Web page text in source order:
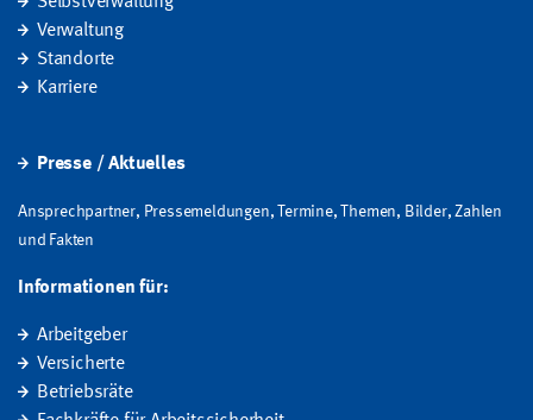
Verwaltung
Standorte
Karriere
Presse / Aktuelles
Ansprechpartner, Pressemeldungen, Termine, Themen, Bilder, Zahlen
und Fakten
Informationen für:
Arbeitgeber
Versicherte
Betriebsräte